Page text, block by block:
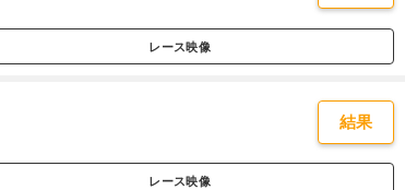
レース映像
結果
レース映像